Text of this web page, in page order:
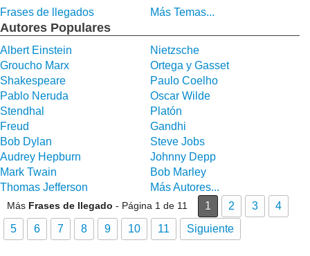
Frases de llegados Más Temas...
Autores Populares
Albert Einstein
Nietzsche
Groucho Marx
Ortega y Gasset
Shakespeare
Paulo Coelho
Pablo Neruda
Oscar Wilde
Stendhal
Platón
Freud
Gandhi
Bob Dylan
Steve Jobs
Audrey Hepburn
Johnny Depp
Mark Twain
Bob Marley
Thomas Jefferson
Más Autores...
Más Frases de llegado - Página 1 de 11 1 2 3
4
5
6 7 8 9 10 11 Siguiente